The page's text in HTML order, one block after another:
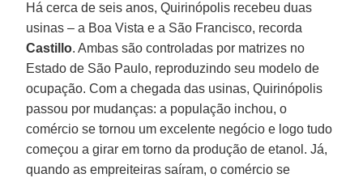
Há cerca de seis anos, Quirinópolis recebeu duas
usinas – a Boa Vista e a São Francisco, recorda
Castillo. Ambas são controladas por matrizes no
Estado de São Paulo, reproduzindo seu modelo de
ocupação. Com a chegada das usinas, Quirinópolis
passou por mudanças: a população inchou, o
comércio se tornou um excelente negócio e logo tudo
começou a girar em torno da produção de etanol. Já,
quando as empreiteiras saíram, o comércio se